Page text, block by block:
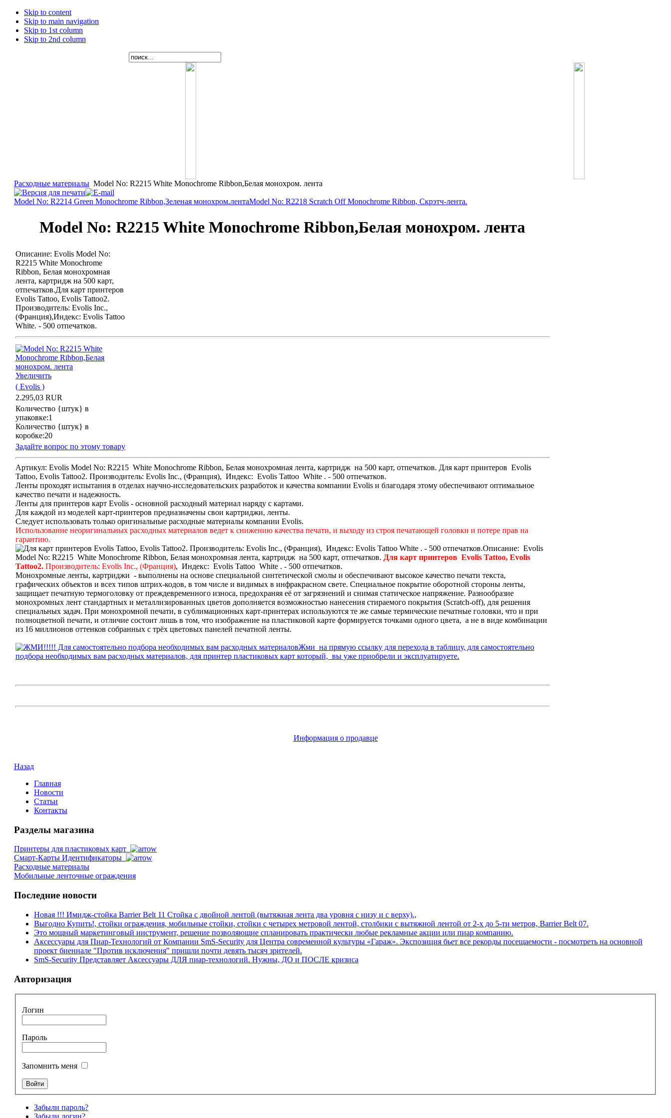
Skip to content
Skip to main navigation
Skip to 1st column
Skip to 2nd column
Расходные материалы Model No: R2215 White Monochrome Ribbon,Белая монохром. лента
Model No: R2214 Green Monochrome Ribbon,Зеленая монохром.лентаModel No: R2218 Scratch Off Monochrome Ribbon, Скрэтч-лента.
Model No: R2215 White Monochrome Ribbon,Белая монохром. лента
Описание: Evolis Model No:
R2215 White Monochrome
Ribbon, Белая монохромная
лента, картридж на 500 карт,
отпечатков.Для карт принтеров
Evolis Tattoo, Evolis Tattoo2.
Производитель: Evolis Inc.,
(Франция),Индекс: Evolis Tattoo
White. - 500 отпечатков.
Увеличить
( Evolis )
2.295,03 RUR
Количество {штук} в
упаковке:1
Количество {штук} в
коробке:20
Задайте вопрос по этому товару
Артикул: Evolis Model No: R2215 White Monochrome Ribbon, Белая монохромная лента, картридж на 500 карт, отпечатков. Для карт принтеров Evolis
Tattoo, Evolis Tattoo2. Производитель: Evolis Inc., (Франция), ­ Индекс: Evolis Tattoo White . - 500 отпечатков.
Ленты проходят испытания в отделах научно-исследовательских разработок и качества компании Evolis и благодаря этому обеспечивают оптимальное
качество печати и надежность.
Ленты для принтеров карт Evolis - основной расходный материал наряду с картами.
Для каждой из моделей карт-принтеров предназначены свои картриджи, ленты.
Следует использовать только оригинальные расходные материалы компании Evolis.
Использование неоригинальных расходных материалов ведет к снижению качества печати, и выходу из строя печатающей головки и потере прав на
гарантию.
Описание: Evolis
Model No: R2215 White Monochrome Ribbon, Белая монохромная лента, картридж на 500 карт, отпечатков. Для карт принтеров Evolis Tattoo, Evolis
Tattoo2. Производитель: Evolis Inc., (Франция), ­ Индекс: Evolis Tattoo White . - 500 отпечатков.
Монохромные ленты, картриджи - выполнены на основе специальной синтетической смолы и обеспечивают высокое качество печати текста,
графических объектов и всех типов штрих-кодов, в том числе и видимых в инфракрасном свете. Специальное покрытие оборотной стороны ленты,
защищает печатную термоголовку от преждевременного износа, предохраняя её от загрязнений и снимая статическое напряжение. Разнообразие
монохромных лент стандартных и металлизированных цветов дополняется возможностью нанесения стираемого покрытия (Scratch-off), для решения
специальных задач. При монохромной печати, в сублимационных карт-принтерах используются те же самые термические печатные головки, что и при
полноцветной печати, и отличие состоит лишь в том, что изображение на пластиковой карте формируется точками одного цвета, а не в виде комбинации
из 16 миллионов оттенков собранных с трёх цветовых панелей печатной ленты.
Жми на прямую ссылку для перехода в таблицу, для самостоятельно
подбора необходимых вам расходных материалов, для принтер пластиковых карт который, вы уже приобрели и эксплуатируете.
Информация о продавце
Назад
Главная
Новости
Статьи
Контакты
Разделы магазина
Принтеры для пластиковых карт
Смарт-Карты Идентификаторы
Расходные материалы
Мобильные ленточные ограждения
Последние новости
Новая !!! Имидж-стойка Barrier Belt 11 Стойка с двойной лентой (вытяжная лента два уровня с низу и с верху).,
Выгодно Купить!, стойки ограждения, мобильные стойки, стойки с четырех метровой лентой, столбики с вытяжной лентой от 2-х до 5-ти метров, Barrier Belt 07.
Это мощный маркетинговый инструмент, решение позволяющие спланировать практически любые рекламные акции или пиар компанию.
Аксессуары для Пиар-Технологий от Компании SmS-Security для Центра современной культуры «Гараж». Экспозиция бьет все рекорды посещаемости - посмотреть на основной
проект биеннале "Против исключения" пришли почти девять тысяч зрителей.
SmS-Security Представляет Аксессуары ДЛЯ пиар-технологий. Нужны, ДО и ПОСЛЕ кризиса
Авторизация
Логин
Пароль
Запомнить меня
Забыли пароль?
Забыли логин?